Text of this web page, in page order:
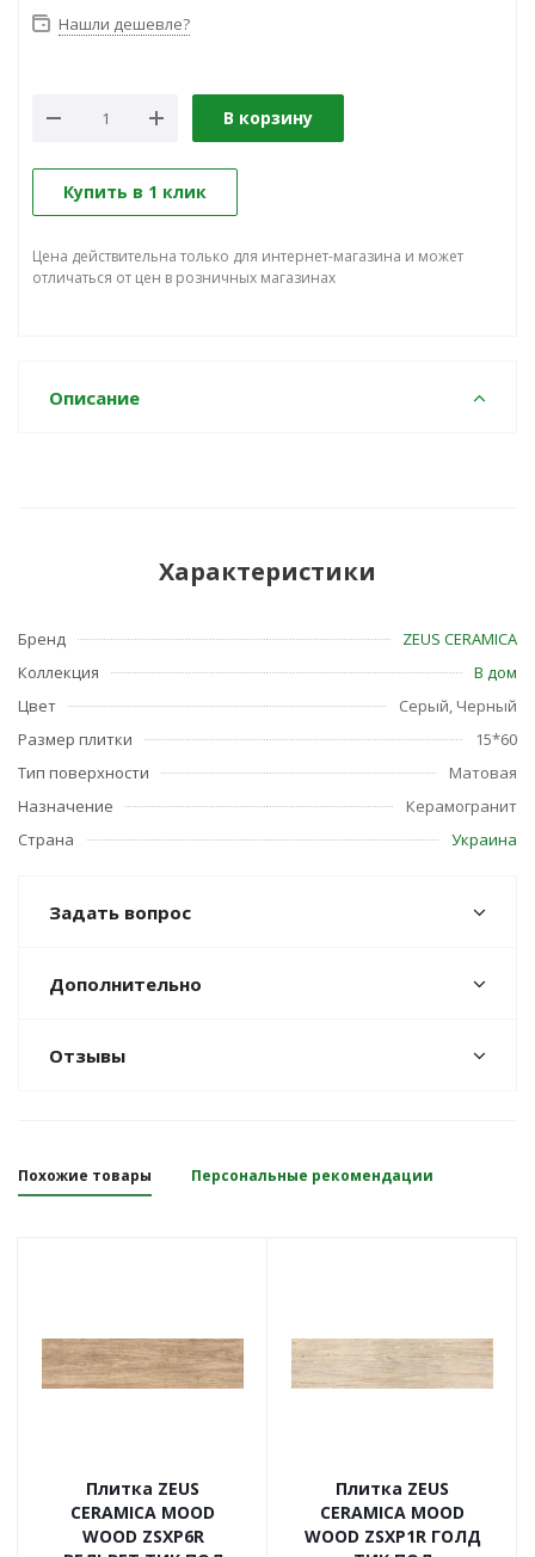
Нашли дешевле?
В корзину
Купить в 1 клик
Цена действительна только для интернет-магазина и может
отличаться от цен в розничных магазинах
Описание
Характеристики
Бренд
ZEUS CERAMICA
Коллекция
В дом
Цвет
Серый, Черный
Размер плитки
15*60
Тип поверхности
Матовая
Назначение
Керамогранит
Страна
Украина
Задать вопрос
Дополнительно
Отзывы
Похожие товары Персональные рекомендации
Плитка ZEUS
CERAMICA MOOD
WOOD ZSXP6R
Плитка ZEUS
CERAMICA MOOD
WOOD ZSXP1R ГОЛД